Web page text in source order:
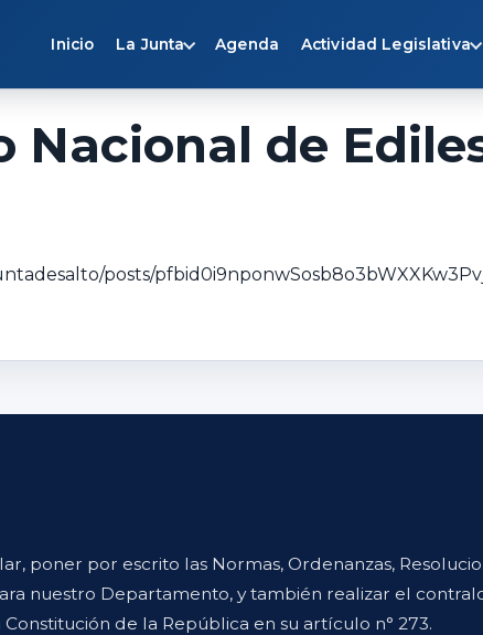
Inicio La Junta Agenda Actividad Legislativa
Nacional de
posts/
poner por escrito las Normas, Ordenanzas,
nuestro Departamento, y también realizar el
de la República en su artículo n° 273.